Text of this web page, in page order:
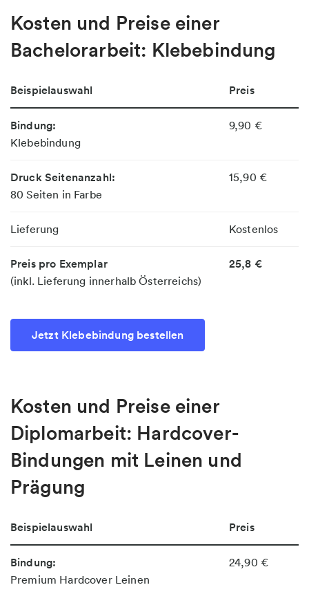
Kosten und Preise einer
Bachelorarbeit: Klebebindung
Beispielauswahl Preis
Bindung:
Klebebindung
9,90 €
Druck Seitenanzahl:
80 Seiten in Farbe
15,90 €
Lieferung Kostenlos
Preis pro Exemplar
(inkl. Lieferung innerhalb Österreichs)
25,8 €
Jetzt Klebebindung bestellen
Kosten und Preise einer
Diplomarbeit: Hardcover-
Bindungen mit Leinen und
Prägung
Beispielauswahl Preis
Bindung:
Premium Hardcover Leinen
24,90 €